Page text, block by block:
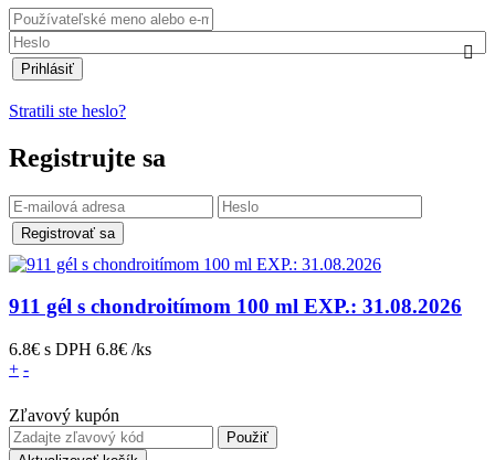
Prihlásiť
Stratili ste heslo?
Registrujte sa
Registrovať sa
911 gél s chondroitímom 100 ml EXP.: 31.08.2026
6.8€ s DPH 6.8€ /ks
množstvo
gél
s
chondroitímom
+ -
Zľavový kupón
Použiť